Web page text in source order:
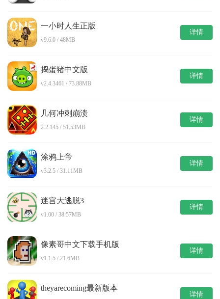
一小时人生正版
v9.6.0 / 48MB
详情
捣蛋猪中文版
v2.4.3461 / 73.88MB
详情
几何冲刺崩溃
2.2.145 / 51.53MB
详情
涂鸦上帝
v3.2.5 / 31.11MB
详情
迷宫大逃脱3
v1.00 / 38.57MB
详情
像素哥中文下载手机版
v1.1.5 / 21.6MB
详情
theyarecoming最新版本
详情